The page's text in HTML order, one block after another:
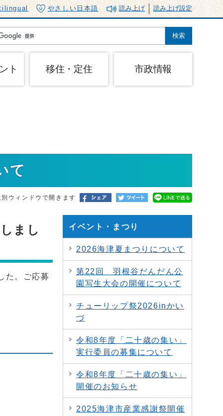
やさしい日本語 読み上げ 読み上げ設定
ト 移住・定住 市政情報
て
ウィンドウで開きます
まし
た。ご応募
イベント・まつり
2026海津夏まつりについて
第22回 羽根谷だんだん公
園写生大会の開催について
チューリップ祭2026inかい
づ
令和8年度「二十歳の集い」
実行委員の募集について
令和8年度「二十歳の集い」
開催のお知らせ
2025海津市産業感謝祭開催